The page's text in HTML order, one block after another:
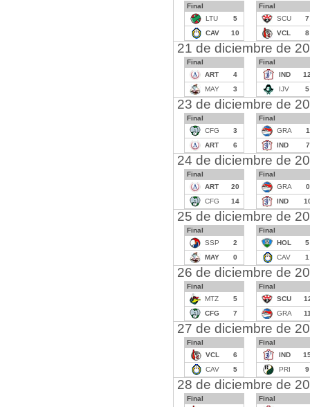
Final
LTU
5
CAV
10
Final
SCU
7
VCL
8
21 de diciembre de
Final
ART
4
MAY
3
Final
IND
IJV
5
23 de diciembre de
Final
CFG
3
ART
6
Final
GRA
1
IND
7
24 de diciembre de
Final
ART
20
CFG
14
Final
GRA
0
IND
25 de diciembre de
Final
SSP
2
MAY
0
Final
HOL
5
CAV
1
26 de diciembre de
Final
MTZ
5
CFG
7
Final
SCU
GRA
27 de diciembre de
Final
VCL
6
CAV
5
Final
IND
PRI
9
28 de diciembre de
Final
Final